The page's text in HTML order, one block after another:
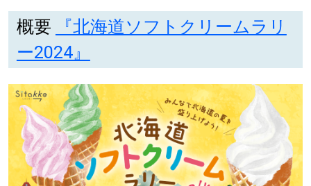
概要
『北海道ソフトクリームラリ
ー2024』